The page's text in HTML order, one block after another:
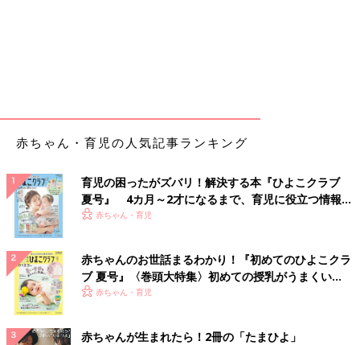
赤ちゃん・育児の人気記事ランキング
育児の困ったがズバリ！解決する本『ひよこクラブ
夏号』 4カ月～2才になるまで、育児に役立つ情報が
いっぱい！
赤ちゃん・育児
赤ちゃんのお世話まるわかり！『初めてのひよこクラ
ブ 夏号』〈巻頭大特集〉初めての授乳がうまくい
く！ おっぱい・ミルクの基本と夏のトラブル 解決テ
赤ちゃん・育児
赤ちゃんが生まれたら！2冊の「たまひよ」